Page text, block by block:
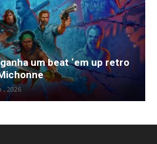
um beat ‘em up retro
, 2026